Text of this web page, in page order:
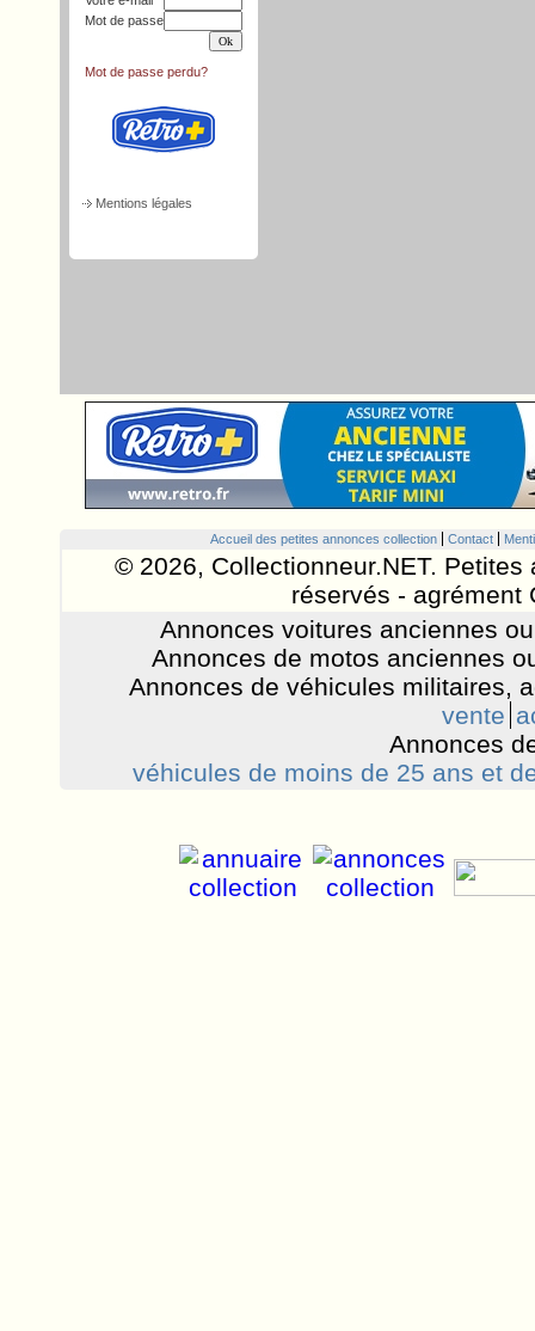
Mot de passe
Mot de passe perdu?
Mentions légales
Accueil des petites annonces collection Contact
© 2026, Collectionneur.NET.
réservés - agrément
Annonces voitures anciennes
Annonces de motos anciennes
Annonces de véhicules militaires,
vente
Annonces
véhicules de moins de 25 ans et